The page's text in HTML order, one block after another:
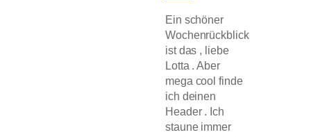
Ein schöner
Wochenrückblick
ist das , liebe
Lotta . Aber
mega cool finde
ich deinen
Header . Ich
staune immer